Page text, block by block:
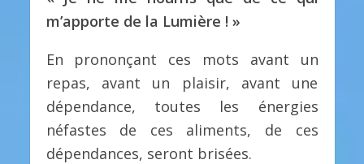
m’apporte de la Lumière ! »
En prononçant ces mots avant un
repas, avant un plaisir, avant une
dépendance, toutes les énergies
néfastes de ces aliments, de ces
dépendances, seront brisées.